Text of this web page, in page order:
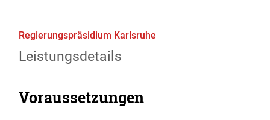
Regierungspräsidium Karlsruhe
Leistungsdetails
Voraussetzungen